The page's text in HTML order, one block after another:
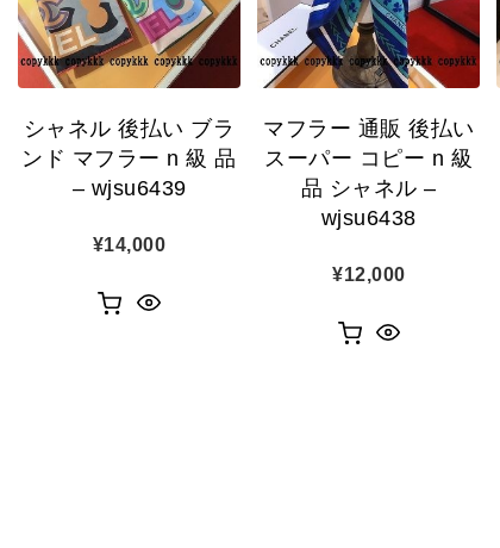
シャネル 後払い ブラ
ンド マフラー n 級 品
– wjsu6439
¥14,000
マフラー 通販 後払い
スーパー コピー n 級
品 シャネル –
wjsu6438
¥12,000